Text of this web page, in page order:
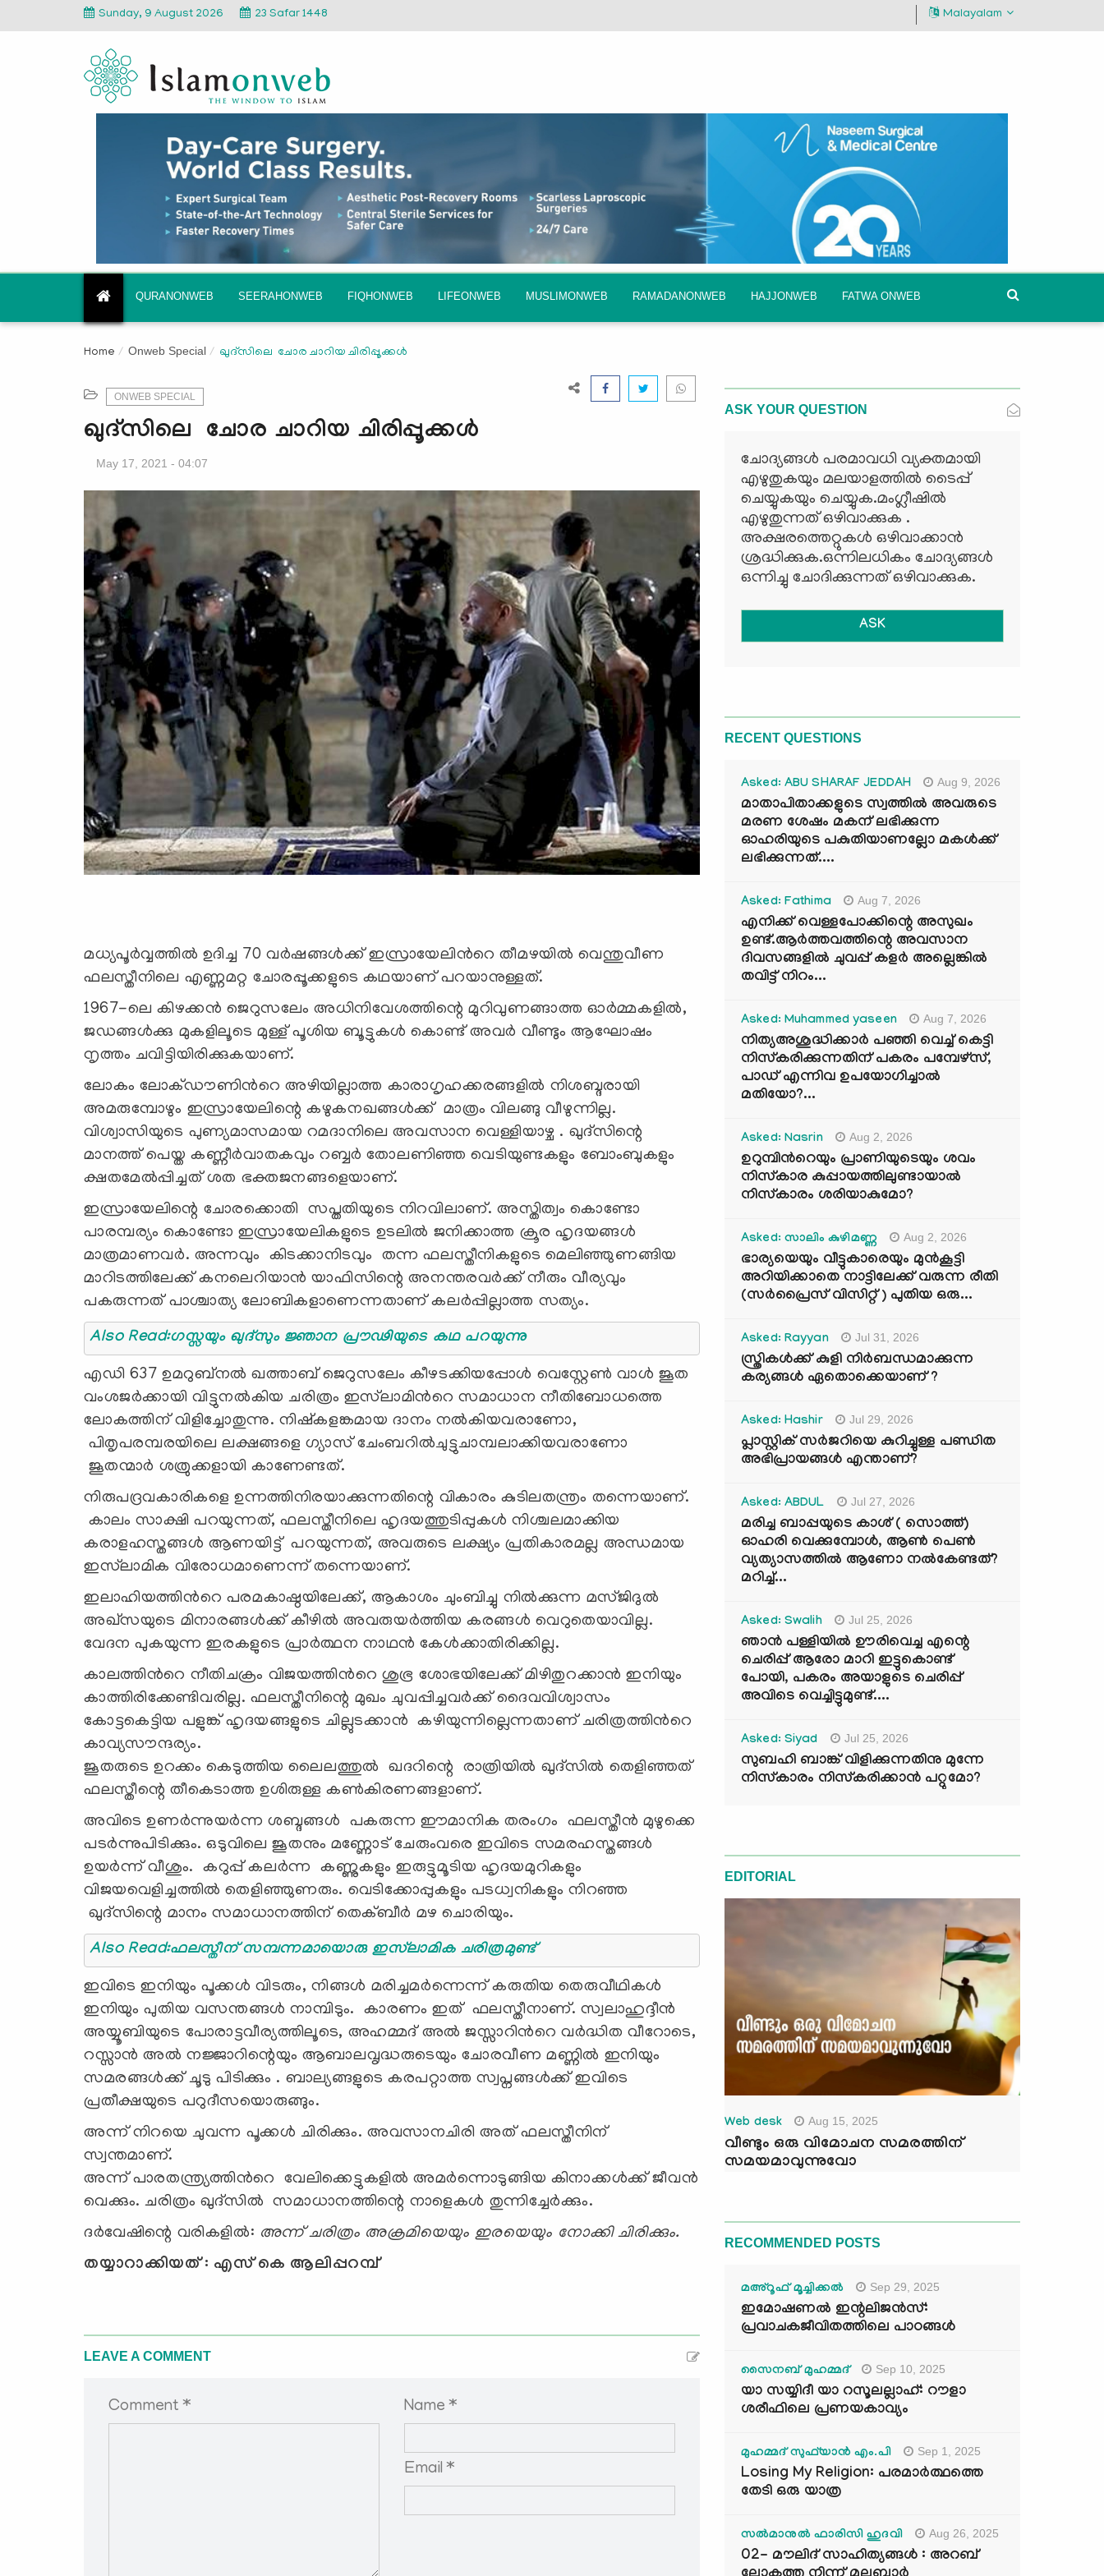
Sunday, 9 August 2026 23 Safar 1448 Malayalam
QURANONWEB SEERAHONWEB FIQHONWEB LIFEONWEB MUSLIMONWEB RAMADANONWEB HAJJONWEB FATWA ONWEB
Home Onweb Special ഖുദ്സിലെ ചോര ചാറിയ ചിരിപ്പൂക്കൾ
ONWEB SPECIAL
ഖുദ്സിലെ ചോര ചാറിയ ചിരിപ്പൂക്കൾ
May 17, 2021 - 04:07
മധ്യപൂർവ്വത്തിൽ ഉദിച്ച 70 വർഷങ്ങൾക്ക് ഇസ്രായേലിൻറെ തീമഴയിൽ വെന്തുവീണ
ഫലസ്തീനിലെ എണ്ണമറ്റ ചോരപ്പൂക്കളുടെ കഥയാണ് പറയാനുള്ളത്.
1967-ലെ കിഴക്കൻ ജെറുസലേം അധിനിവേശത്തിന്റെ മുറിവുണങ്ങാത്ത ഓർമ്മകളില്‍,
ജഡങ്ങൾക്കു മുകളിലൂടെ മുള്ള് പൂശിയ ബൂട്ടുകൾ കൊണ്ട് അവർ വീണ്ടും ആഘോഷം
നൃത്തം ചവിട്ടിയിരിക്കുകയാണ്.
ലോകം ലോക്ഡൗണിൻറെ അഴിയില്ലാത്ത കാരാഗൃഹക്കരങ്ങളില്‍ നിശബ്ദരായി
അമരുമ്പോഴും ഇസ്രായേലിന്റെ കഴുകനഖങ്ങൾക്ക്‌ മാത്രം വിലങ്ങു വീഴുന്നില്ല.
വിശ്വാസിയുടെ പുണ്യമാസമായ റമദാനിലെ അവസാന വെള്ളിയാഴ്ച . ഖുദ്‌സിന്റെ
മാനത്ത് പെയ്ത കണ്ണീർവാതകവും റബ്ബർ തോലണിഞ്ഞ വെടിയുണ്ടകളും ബോംബുകളും
ക്ഷതമേൽപ്പിച്ചത് ശത ഭക്തജനങ്ങളെയാണ്.
ഇസ്രായേലിന്റെ ചോരക്കൊതി സപ്തതിയുടെ നിറവിലാണ്. അസ്തിത്വം കൊണ്ടോ
പാരമ്പര്യം കൊണ്ടോ ഇസ്രായേലികളുടെ ഉടലിൽ ജനിക്കാത്ത ക്രൂര ഹൃദയങ്ങൾ
മാത്രമാണവർ. അന്നവും കിടക്കാനിടവും തന്ന ഫലസ്തീനികളുടെ മെലിഞ്ഞുണങ്ങിയ
മാറിടത്തിലേക്ക് കനലെറിയാൻ യാഫിസിന്റെ അനന്തരവർക്ക് നീരും വീര്യവും
പകരുന്നത് പാശ്ചാത്യ ലോബികളാണെന്നതാണ് കലർപ്പില്ലാത്ത സത്യം.
Also Read:ഗസ്സയും ഖുദ്‌സും ജ്ഞാന പ്രൗഢിയുടെ കഥ പറയുന്നു
എഡി 637 ഉമറുബ്നല്‍ ഖത്താബ് ജെറുസലേം കീഴടക്കിയപ്പോൾ വെസ്റ്റേൺ വാൾ ജൂത
വംശജർക്കായി വിട്ടുനൽകിയ ചരിത്രം ഇസ്‍ലാമിൻറെ സമാധാന നീതിബോധത്തെ
ലോകത്തിന് വിളിച്ചോതുന്നു. നിഷ്കളങ്കമായ ദാനം നൽകിയവരാണോ,
പിതൃപരമ്പരയിലെ ലക്ഷങ്ങളെ ഗ്യാസ് ചേംബറിൽചുട്ടുചാമ്പലാക്കിയവരാണോ
ജൂതന്മാർ ശത്രുക്കളായി കാണേണ്ടത്‌.
നിരുപദ്രവകാരികളെ ഉന്നത്തിനിരയാക്കുന്നതിന്റെ വികാരം കുടിലതന്ത്രം തന്നെയാണ്.
കാലം സാക്ഷി പറയുന്നത്, ഫലസ്തീനിലെ ഹൃദയത്തുടിപ്പുകൾ നിശ്ചലമാക്കിയ
കരാളഹസ്തങ്ങൾ ആണയിട്ട് പറയുന്നത്, അവരുടെ ലക്ഷ്യം പ്രതികാരമല്ല അന്ധമായ
ഇസ്‌ലാമിക വിരോധമാണെന്ന് തന്നെയാണ്.
ഇലാഹിയത്തിൻറെ പരമകാഷ്ഠയിലേക്ക്, ആകാശം ചുംബിച്ചു നിൽക്കുന്ന മസ്ജിദുൽ
അഖ്സയുടെ മിനാരങ്ങൾക്ക് കീഴിൽ അവരുയർത്തിയ കരങ്ങൾ വെറുതെയാവില്ല.
വേദന പുകയുന്ന ഇരകളുടെ പ്രാർത്ഥന നാഥൻ കേൾക്കാതിരിക്കില്ല.
കാലത്തിൻറെ നീതിചക്രം വിജയത്തിൻറെ ശുഭ്ര ശോഭയിലേക്ക് മിഴിതുറക്കാൻ ഇനിയും
കാത്തിരിക്കേണ്ടിവരില്ല. ഫലസ്തീനിന്റെ മുഖം ചുവപ്പിച്ചവർക്ക് ദൈവവിശ്വാസം
കോട്ടകെട്ടിയ പളുങ്ക് ഹൃദയങ്ങളുടെ ചില്ലുടക്കാൻ കഴിയുന്നില്ലെന്നതാണ് ചരിത്രത്തിൻറെ
കാവ്യസൗന്ദര്യം.
ജൂതരുടെ ഉറക്കം കെടുത്തിയ ലൈലത്തുൽ ഖദറിന്റെ രാത്രിയിൽ ഖുദ്‌സിൽ തെളിഞ്ഞത്
ഫലസ്തീന്റെ തീകെടാത്ത ഉശിരുള്ള കൺകിരണങ്ങളാണ്.
അവിടെ ഉണർന്നുയർന്ന ശബ്ദങ്ങൾ പകരുന്ന ഈമാനിക തരംഗം ഫലസ്തീൻ മുഴുക്കെ
പടർന്നുപിടിക്കും. ഒടുവിലെ ജൂതനും മണ്ണോട് ചേരുംവരെ ഇവിടെ സമരഹസ്തങ്ങൾ
ഉയർന്ന് വീശും. കറുപ്പ് കലർന്ന കണ്ണുകളും ഇരുട്ടുമൂടിയ ഹൃദയമുറികളും
വിജയവെളിച്ചത്തിൽ തെളിഞ്ഞുണരും. വെടിക്കോപ്പുകളും പടധ്വനികളും നിറഞ്ഞ
ഖുദ്‌സിന്റെ മാനം സമാധാനത്തിന് തെക്ബീർ മഴ ചൊരിയും.
Also Read:ഫലസ്തീന് സമ്പന്നമായൊരു ഇസ്‌ലാമിക ചരിത്രമുണ്ട്
ഇവിടെ ഇനിയും പൂക്കൾ വിടരും, നിങ്ങൾ മരിച്ചമർന്നെന്ന് കരുതിയ തെരുവീഥികൾ
ഇനിയും പുതിയ വസന്തങ്ങള്‍ നാമ്പിടും. കാരണം ഇത് ഫലസ്തീനാണ്. സ്വലാഹുദ്ദീൻ
അയ്യൂബിയുടെ പോരാട്ടവീര്യത്തിലൂടെ, അഹമ്മദ് അൽ ജസ്സാറിൻറെ വർദ്ധിത വീറോടെ,
റസ്സാൻ അൽ നജ്ജാറിന്റെയും ആബാലവൃദ്ധരുടെയും ചോരവീണ മണ്ണിൽ ഇനിയും
സമരങ്ങൾക്ക് ചൂടു പിടിക്കും . ബാല്യങ്ങളുടെ കരപറ്റാത്ത സ്വപ്നങ്ങൾക്ക് ഇവിടെ
പ്രതീക്ഷയുടെ പറുദീസയൊരുങ്ങും.
അന്ന് നിറയെ ചുവന്ന പൂക്കൾ ചിരിക്കും. അവസാനചിരി അത് ഫലസ്തീനിന്
സ്വന്തമാണ്.
അന്ന് പാരതന്ത്ര്യത്തിൻറെ വേലിക്കെട്ടുകളിൽ അമർന്നൊടുങ്ങിയ കിനാക്കൾക്ക്‌ ജീവൻ
വെക്കും. ചരിത്രം ഖുദ്‌സിൽ സമാധാനത്തിന്റെ നാളെകൾ തുന്നിച്ചേർക്കും.
ദർവേഷിന്റെ വരികളിൽ: അന്ന് ചരിത്രം അക്രമിയെയും ഇരയെയും നോക്കി ചിരിക്കും.
തയ്യാറാക്കിയത് : എസ് കെ ആലിപ്പറമ്പ്
LEAVE A COMMENT
Comment * Name *
Email *
ASK YOUR QUESTION
ചോദ്യങ്ങള്‍ പരമാവധി വ്യക്തമായി
എഴുതുകയും മലയാളത്തില്‍ ടൈപ്പ്
ചെയ്യുകയും ചെയ്യുക.മംഗ്ലീഷില്‍
എഴുതുന്നത് ഒഴിവാക്കുക .
അക്ഷരത്തെറ്റുകള്‍ ഒഴിവാക്കാന്‍
ശ്രദ്ധിക്കുക.ഒന്നിലധികം ചോദ്യങ്ങള്‍
ഒന്നിച്ചു ചോദിക്കുന്നത് ഒഴിവാക്കുക.
ASK
RECENT QUESTIONS
Asked: ABU SHARAF JEDDAH Aug 9, 2026
മാതാപിതാക്കളുടെ സ്വത്തിൽ അവരുടെ
മരണ ശേഷം മകന് ലഭിക്കുന്ന
ഓഹരിയുടെ പകുതിയാണല്ലോ മകൾക്ക്
ലഭിക്കുന്നത്....
Asked: Fathima Aug 7, 2026
എനിക്ക് വെള്ളപോക്കിന്റെ അസുഖം
ഉണ്ട്.ആർത്തവത്തിന്റെ അവസാന
ദിവസങ്ങളിൽ ചുവപ്പ് കളർ അല്ലെങ്കിൽ
തവിട്ട് നിറം...
Asked: Muhammed yaseen Aug 7, 2026
നിത്യഅശുദ്ധിക്കാർ പഞ്ഞി വെച്ച് കെട്ടി
നിസ്കരിക്കുന്നതിന് പകരം പമ്പേഴ്സ്,
പാഡ് എന്നിവ ഉപയോഗിച്ചാൽ
മതിയോ?...
Asked: Nasrin Aug 2, 2026
ഉറുമ്പിന്‍റെയും പ്രാണിയുടെയും ശവം
നിസ്കാര കുപ്പായത്തിലുണ്ടായാൽ
നിസ്കാരം ശരിയാകുമോ?
Asked: സാലിം കുഴിമണ്ണ Aug 2, 2026
ഭാര്യയെയും വീട്ടുകാരെയും മുൻകൂട്ടി
അറിയിക്കാതെ നാട്ടിലേക്ക് വരുന്ന രീതി
(സർപ്രൈസ് വിസിറ്റ് ) പുതിയ ഒരു...
Asked: Rayyan Jul 31, 2026
സ്ത്രികൾക്ക് കുളി നിർബന്ധമാക്കുന്ന
കര്യങ്ങൾ ഏതൊക്കെയാണ് ?
Asked: Hashir Jul 29, 2026
പ്ലാസ്റ്റിക് സർജറിയെ കുറിച്ചുള്ള പണ്ഡിത
അഭിപ്രായങ്ങൾ എന്താണ്?
Asked: ABDUL Jul 27, 2026
മരിച്ച ബാപ്പയുടെ കാശ് ( സൊത്ത്)
ഓഹരി വെക്കുമ്പോൾ, ആണ്‍ പെണ്‍
വ്യത്യാസത്തില്‍ ആണോ നല്‍കേണ്ടത്?
മറിച്ച്...
Asked: Swalih Jul 25, 2026
ഞാൻ പള്ളിയിൽ ഊരിവെച്ച എന്റെ
ചെരിപ്പ് ആരോ മാറി ഇട്ടുകൊണ്ട്
പോയി, പകരം അയാളുടെ ചെരിപ്പ്
അവിടെ വെച്ചിട്ടുമുണ്ട്....
Asked: Siyad Jul 25, 2026
സുബഹി ബാങ്ക് വിളിക്കുന്നതിനു മുന്നേ
നിസ്കാരം നിസ്കരിക്കാൻ പറ്റുമോ?
EDITORIAL
Web desk Aug 15, 2025
വീണ്ടും ഒരു വിമോചന സമരത്തിന്
സമയമാവുന്നുവോ
RECOMMENDED POSTS
മഅ്റൂഫ് മൂച്ചിക്കല്‍ Sep 29, 2025
ഇമോഷണൽ ഇന്റലിജൻസ്:
പ്രവാചകജീവിതത്തിലെ പാഠങ്ങൾ
സൈനബ് മുഹമ്മദ് Sep 10, 2025
യാ സയ്യിദീ യാ റസൂലല്ലാഹ്: റൗളാ
ശരീഫിലെ പ്രണയകാവ്യം
മുഹമ്മദ് സുഫ്‌യാൻ എം.പി Sep 1, 2025
Losing My Religion: പരമാർത്ഥത്തെ
തേടി ഒരു യാത്ര
സൽമാനുൽ ഫാരിസി ഹുദവി Aug 26, 2025
02- മൗലിദ് സാഹിത്യങ്ങൾ : അറബ്